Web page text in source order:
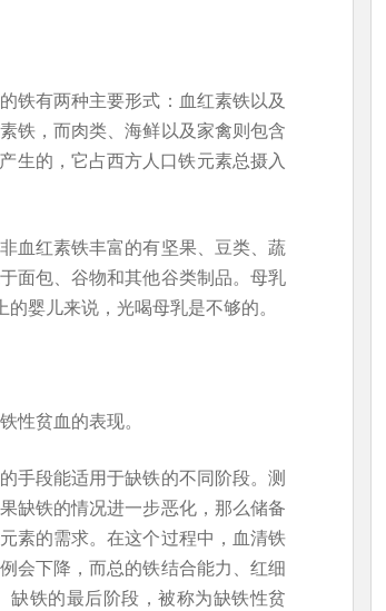
铁有两种主要形式：血红素铁以及
铁，而肉类、海鲜以及家禽则包含
生的，它占西方人口铁元素总摄入
血红素铁丰富的有坚果、豆类、蔬
面包、谷物和其他谷类制品。母乳
婴儿来说，光喝母乳是不够的。
性贫血的表现。
手段能适用于缺铁的不同阶段。测
缺铁的情况进一步恶化，那么储备
素的需求。在这个过程中，血清铁
会下降，而总的铁结合能力、红细
铁的最后阶段，被称为缺铁性贫